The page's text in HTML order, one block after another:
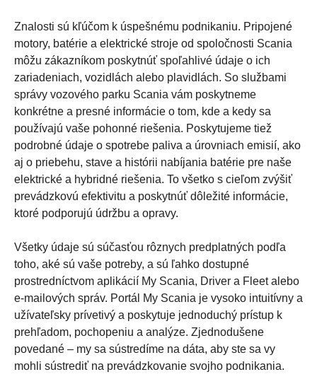
Znalosti sú kľúčom k úspešnému podnikaniu. Pripojené
motory, batérie a elektrické stroje od spoločnosti Scania
môžu zákazníkom poskytnúť spoľahlivé údaje o ich
zariadeniach, vozidlách alebo plavidlách. So službami
správy vozového parku Scania vám poskytneme
konkrétne a presné informácie o tom, kde a kedy sa
používajú vaše pohonné riešenia. Poskytujeme tiež
podrobné údaje o spotrebe paliva a úrovniach emisií, ako
aj o priebehu, stave a histórii nabíjania batérie pre naše
elektrické a hybridné riešenia. To všetko s cieľom zvýšiť
prevádzkovú efektivitu a poskytnúť dôležité informácie,
ktoré podporujú údržbu a opravy.
Všetky údaje sú súčasťou rôznych predplatných podľa
toho, aké sú vaše potreby, a sú ľahko dostupné
prostredníctvom aplikácií My Scania, Driver a Fleet alebo
e-mailových správ. Portál My Scania je vysoko intuitívny a
užívateľsky prívetivý a poskytuje jednoduchý prístup k
prehľadom, pochopeniu a analýze. Zjednodušene
povedané – my sa sústredíme na dáta, aby ste sa vy
mohli sústrediť na prevádzkovanie svojho podnikania.